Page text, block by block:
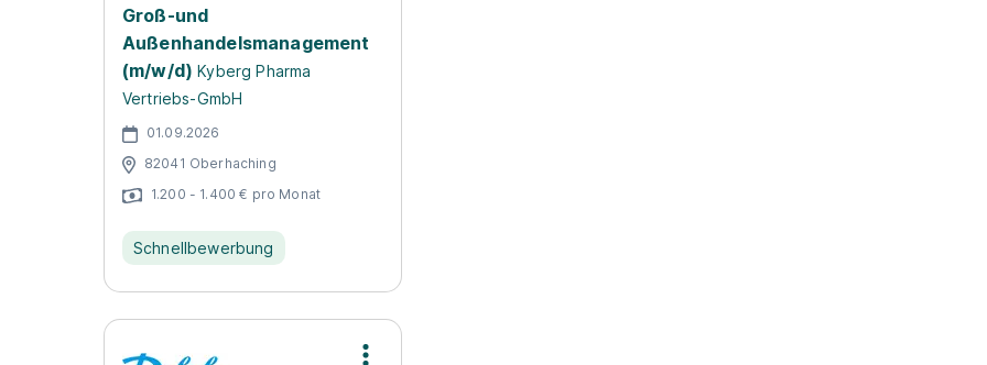
Groß-und
Außenhandelsmanagement
(m/w/d) Kyberg Pharma
Vertriebs-GmbH
01.09.2026
82041 Oberhaching
1.200 - 1.400 € pro Monat
Schnellbewerbung